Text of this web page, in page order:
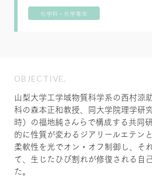
化学科・化学専攻
OBJECTIVE.
山梨大学工学域物質科学系の西村涼
科の森本正和教授、同大学院理学研
時）の福地純さんらで構成する共同
的に性質が変わるジアリールエテン
柔軟性を光でオン・オフ制御し、そ
て、生じたひび割れが修復される自
た。